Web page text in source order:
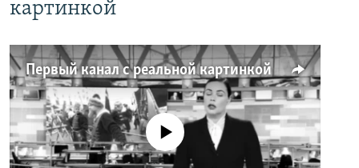
картинкой
Первый канал с реальной картинкой
No media source currently available